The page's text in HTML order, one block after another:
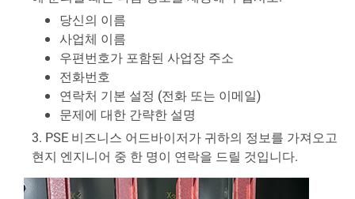
당신의 이름
사업체 이름
우편번호가 포함된 사업장 주소
전화번호
연락처 기본 설정 (전화 또는 이메일)
문제에 대한 간략한 설명
PSE 비즈니스 어드바이저가 귀하의 정보를 가져오고
현지 엔지니어 중 한 명이 연락을 드릴 것입니다.